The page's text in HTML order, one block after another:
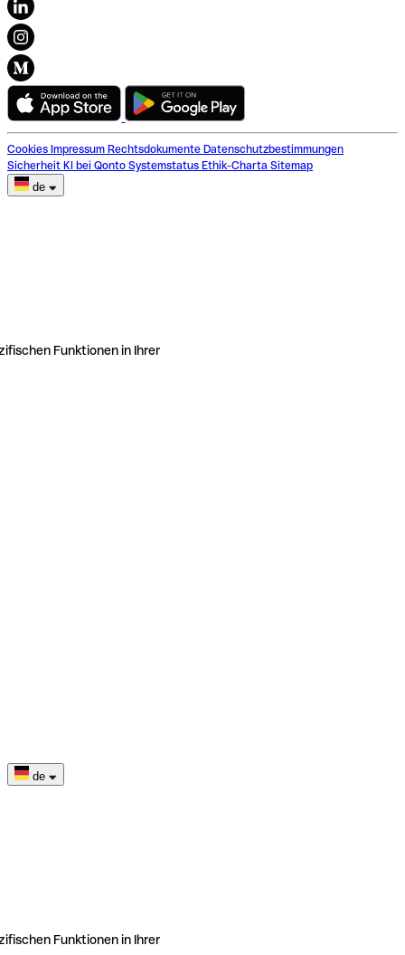
Cookies Impressum Rechtsdokumente Datenschutzbestimmungen
Sicherheit KI bei Qonto Systemstatus Ethik-Charta Sitemap
de
Funktionen in Ihrer
de
Funktionen in Ihrer